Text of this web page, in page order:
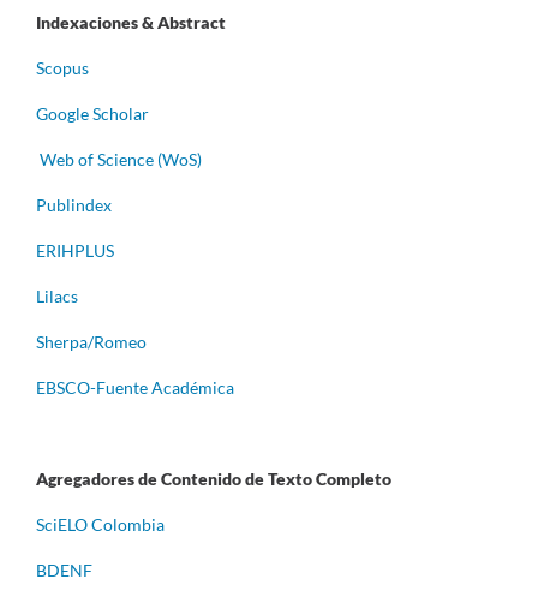
Indexaciones & Abstract
Scopus
Google Scholar
Web of Science (WoS)
Publindex
ERIHPLUS
Lilacs
Sherpa/Romeo
EBSCO-Fuente Académica
Agregadores de Contenido de Texto Completo
SciELO Colombia
BDENF